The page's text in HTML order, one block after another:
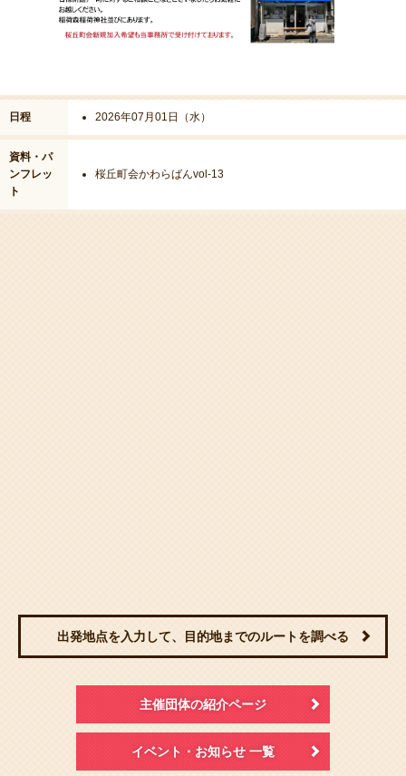
日程 2026年07月01日（水）
資料・パ
ンフレッ
ト
桜丘町会かわらばんvol-13
出発地点を入力して、目的地までのルートを調べる
主催団体の紹介ページ
イベント・お知らせ 一覧